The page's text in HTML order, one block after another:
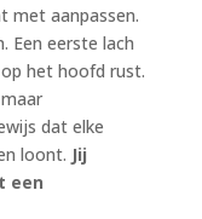
met aanpassen.
Een eerste lach
het hoofd rust.
dat elke
loont. Jij
een